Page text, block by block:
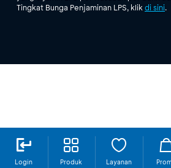
Login Produk Layanan
Tingkat Bunga Penjaminan LPS, klik di sini.